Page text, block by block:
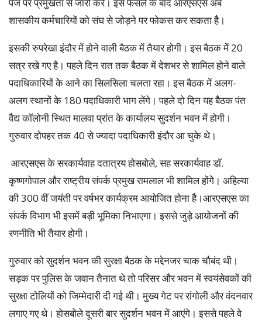
शासकीय कर्मचारियों को संघ से जोड़ने पर फोकस कर सकता हैै।
इसकी रुपरेखा इंदौर में होने वाली बैठक में तैयार होगी। इस बैठक मेें 20
सत्र रखे गए है। पहले दिन रात तक बैठक में देशभर से शामिल होने वाले
पदाधिकारियों केे आने का सिलसिला चलता रहा। इस बैठक में अलग-
अलग स्थानों के 180 पदाधिकारी भाग लेंगे। पहले दो दिन यह बैैठक पंत
वैैद्य काॅलोनी स्थित मालवा प्रांत के कार्यालय सुदर्शन भवन में होगी।
गुरुवार दोपहर तक 40 से ज्यादा पदाधिकारी इंदौर आ चुके थे।
आरएसएस के सरकार्यवाह दतात्रय होसबोले, सह सरकार्यवाह डाॅ.
कृष्णगोपाल और राष्ट्रीय संपर्क प्रमुख रामलाल भी शामिल होंगेे। अहिल्या
की 300 वीं जयंती पर वर्षभर कार्यक्रम आयोजित होना हैै।आरएसएस का
संपर्क विभाग भी इसमें बड़ी भूमिका निभाएगा। इससे जुड़े आयोजनों की
रणनीति भी तैयार होगी।
गुरुवार को सुदर्शन भवन की सुरक्षा बैठक के मद्देनजर चाक चौबंद थी।
सड़क पर पुलिस के जवान तैनात थे तो परिसर और भवन में स्वयंसेवकों की
सुरक्षा टोलियों को जिम्मेदारी दी गई थी। मुख्य गेट पर रांगोली और वंदनवार
लगाए गए थे। होसबोले दूसरी बार सुदर्शन भवन में आएंगे। इससे पहले वे